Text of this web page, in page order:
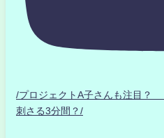
/プロジェクトA子さんも注目
刺さる3分間？/